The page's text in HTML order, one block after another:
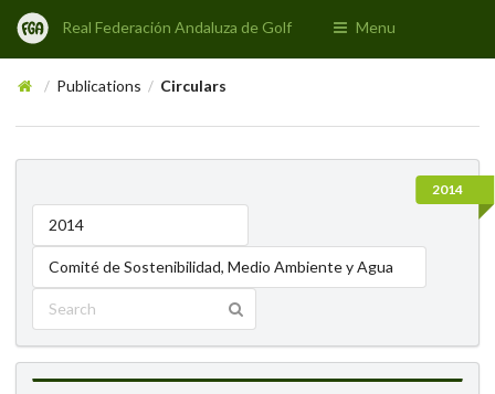
Real Federación Andaluza de Golf Menu
/ Publications / Circulars
2014
2014
Comité de Sostenibilidad, Medio Ambiente y Agua